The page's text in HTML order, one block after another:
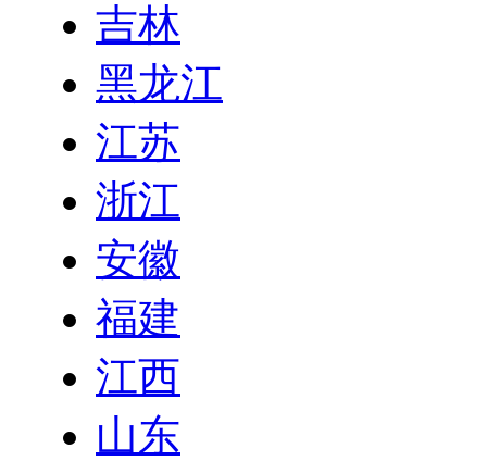
吉林
黑龙江
江苏
浙江
安徽
福建
江西
山东